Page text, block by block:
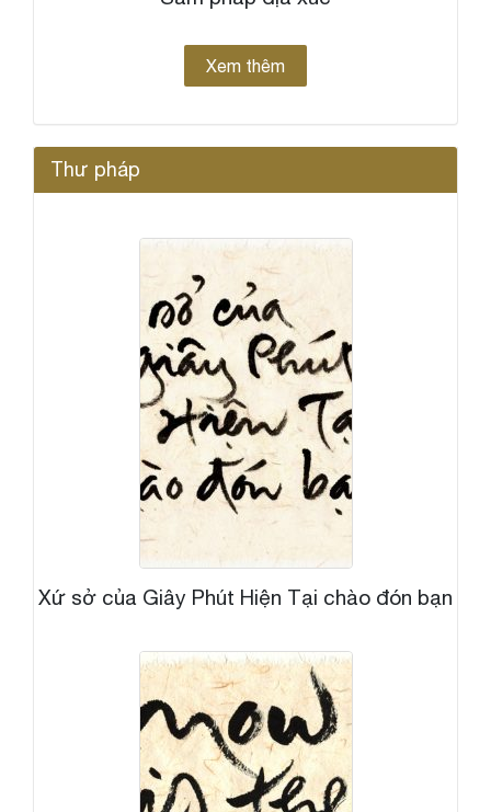
Xem thêm
Thư pháp
Xứ sở của Giây Phút Hiện Tại chào đón bạn